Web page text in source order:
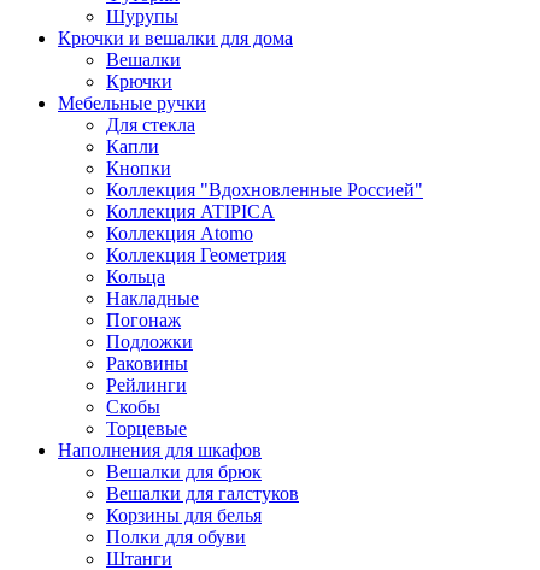
Шурупы
Крючки и вешалки для дома
Вешалки
Крючки
Мебельные ручки
Для стекла
Капли
Кнопки
Коллекция "Вдохновленные Россией"
Коллекция ATIPICA
Коллекция Atomo
Коллекция Геометрия
Кольца
Накладные
Погонаж
Подложки
Раковины
Рейлинги
Скобы
Торцевые
Наполнения для шкафов
Вешалки для брюк
Вешалки для галстуков
Корзины для белья
Полки для обуви
Штанги